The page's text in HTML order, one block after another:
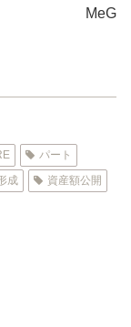
MeG
パート
成 資産額公開